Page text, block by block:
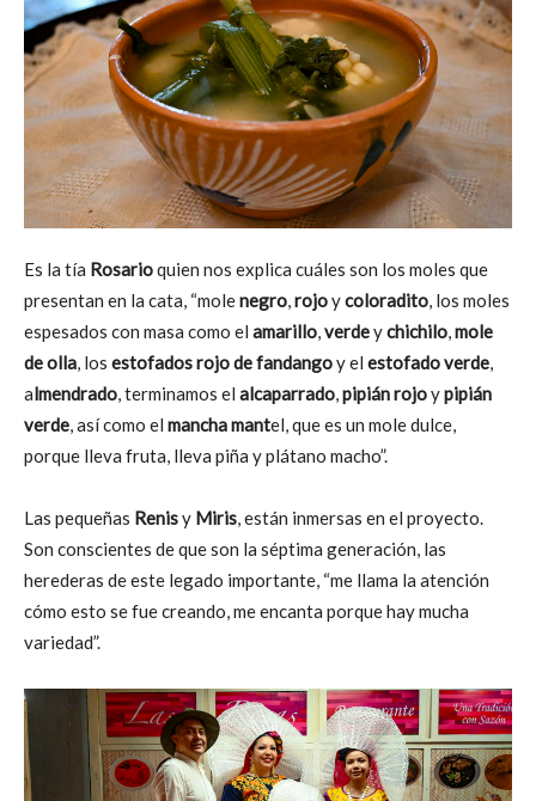
Es la tía Rosarioquien nos explica cuáles son los moles que
presentan en la cata, “molenegro rojoycoloradito , los moles
espesados con masa como el amarillo verdeychichilo mole
de olla , los estofados rojo de fandangoy el estofado verde
almendrado , terminamos el alcaparrado pipián rojoypipián
verde , así como el mancha mantel, que es un mole dulce,
porque lleva fruta, lleva piña y plátano macho”.
Las pequeñas Renisy Miris , están inmersas en el proyecto.
Son conscientes de que son la séptima generación, las
herederas de este legado importante, “me llama la atención
cómo esto se fue creando, me encanta porque hay mucha
variedad”.